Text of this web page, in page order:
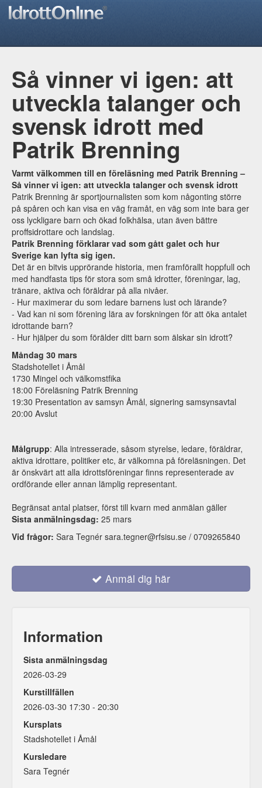
Så vinner vi igen: att
utveckla talanger och
svensk idrott med
Patrik Brenning
Varmt välkommen till en föreläsning med Patrik Brenning –
Så vinner vi igen: att utveckla talanger och svensk idrott
Patrik Brenning är sportjournalisten som kom någonting större
på spåren och kan visa en väg framåt, en väg som inte bara ger
oss lyckligare barn och ökad folkhälsa, utan även bättre
proffsidrottare och landslag.
Patrik Brenning förklarar vad som gått galet och hur
Sverige kan lyfta sig igen.
Det är en bitvis upprörande historia, men framförallt hoppfull och
med handfasta tips för stora som små idrotter, föreningar, lag,
tränare, aktiva och föräldrar på alla nivåer.
- Hur maximerar du som ledare barnens lust och lärande?
- Vad kan ni som förening lära av forskningen för att öka antalet
idrottande barn?
- Hur hjälper du som förälder ditt barn som älskar sin idrott?
Måndag 30 mars
Stadshotellet i Åmål
1730 Mingel och välkomstfika
18:00 Föreläsning Patrik Brenning
19:30 Presentation av samsyn Åmål, signering samsynsavtal
20:00 Avslut
Målgrupp: Alla intresserade, såsom styrelse, ledare, föräldrar,
aktiva idrottare, politiker etc, är välkomna på föreläsningen. Det
är önskvärt att alla idrottsföreningar finns representerade av
ordförande eller annan lämplig representant.
Begränsat antal platser, först till kvarn med anmälan gäller
Sista anmälningsdag: 25 mars
Vid frågor: Sara Tegnér sara.tegner@rfsisu.se / 0709265840
Anmäl dig här
Information
Sista anmälningsdag
2026-03-29
Kurstillfällen
2026-03-30 17:30 - 20:30
Kursplats
Stadshotellet i Åmål
Kursledare
Sara Tegnér